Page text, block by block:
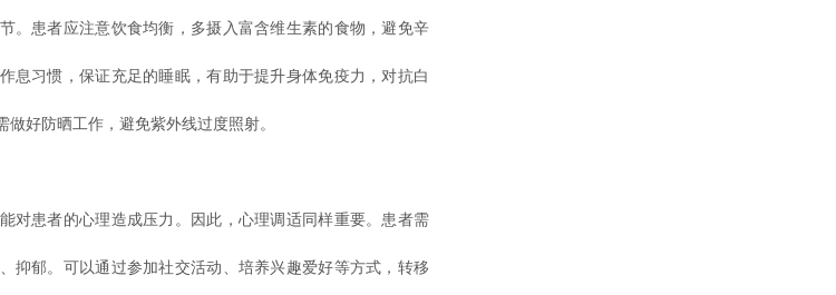
患者应注意饮食均衡，多摄入富含维生素的食物，避免辛
息习惯，保证充足的睡眠，有助于提升身体免疫力，对抗白
好防晒工作，避免紫外线过度照射。
患者的心理造成压力。因此，心理调适同样重要。患者需
抑郁。可以通过参加社交活动、培养兴趣爱好等方式，转移